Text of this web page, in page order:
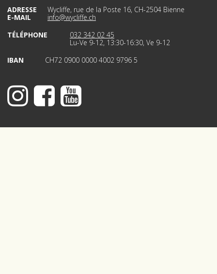
ADRESSE
Wycliffe, rue de la Poste 16, CH-2504 Bienne
E-MAIL
info@wycliffe.ch
TÉLÉPHONE
032 342 02 45
Lu-Ve 9-12, 13:30-16:30, Ve 9-12
IBAN
CH72 0900 0000 4002 9796 5